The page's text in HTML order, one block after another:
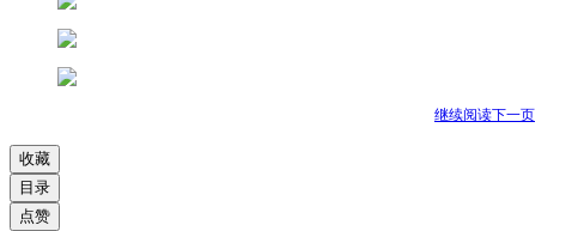
继续阅读下一页
收藏
目录
点赞